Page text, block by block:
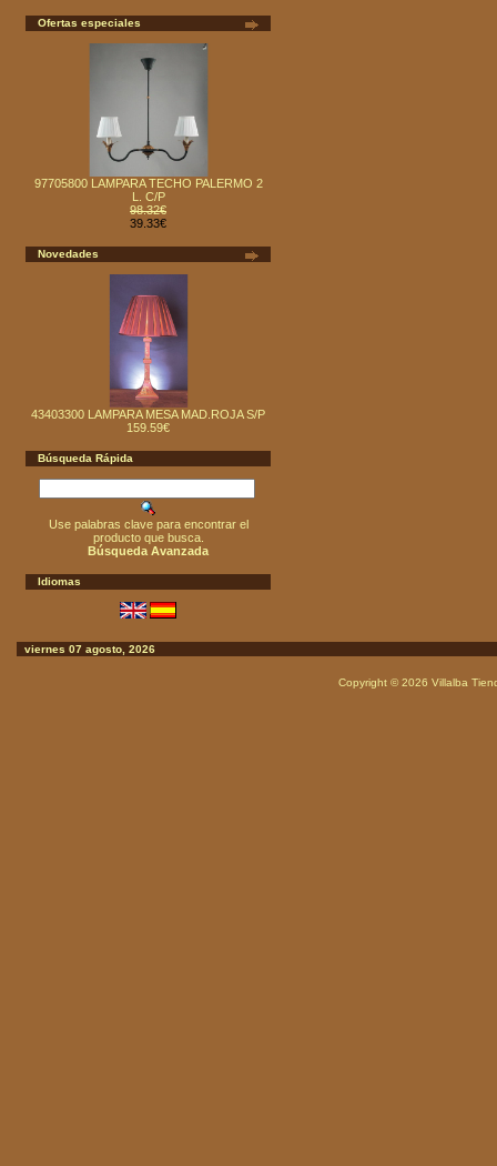
Ofertas especiales
97705800 LAMPARA TECHO PALERMO 2
L. C/P
98.32€
39.33€
Novedades
43403300 LAMPARA MESA MAD.ROJA S/P
159.59€
Búsqueda Rápida
Use palabras clave para encontrar el
producto que busca.
Búsqueda Avanzada
Idiomas
viernes 07 agosto, 2026
Copyright © 2026 Villalba